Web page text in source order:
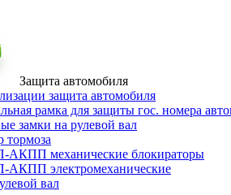
Защита автомобиля
защита автомобиля
рамка для защиты гос. номера
замки на рулевой вал
тормоза
АКПП механические блокираторы
АКПП электромеханические
вал